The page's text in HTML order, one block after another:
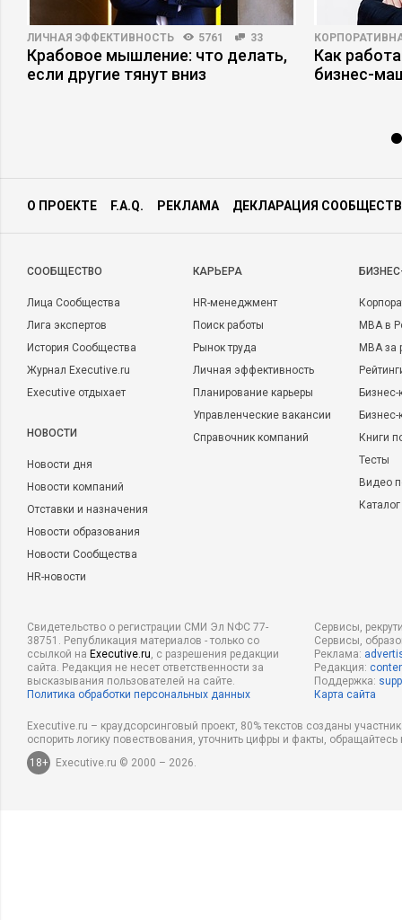
ЛИЧНАЯ ЭФФЕКТИВНОСТЬ 5761 33
Крабовое мышление: что делать,
если другие тянут вниз
Как
бизнес-
О ПРОЕКТЕ F.A.Q. РЕКЛАМА ДЕКЛАРАЦИЯ
CООБЩЕСТВО
Лица Сообщества
Лига экспертов
История Сообщества
Журнал Executive.ru
Executive отдыхает
НОВОСТИ
Новости дня
Новости компаний
Отставки и назначения
Новости образования
Новости Сообщества
HR-новости
КАРЬЕРА
HR-менеджмент
Поиск работы
Рынок труда
Личная эффективность
Планирование карьеры
Управленческие вакансии
Справочник компаний
MBA в
MBA
Бизнес-
Книги
Тесты
Видео
Свидетельство о регистрации СМИ Эл NФС 77-
38751. Републикация материалов - только со
ссылкой на Executive.ru, с разрешения редакции
сайта. Редакция не несет ответственности за
высказывания пользователей на сайте.
Политика обработки персональных данных
Сервисы,
Сервисы,
Реклама:
Редакция:
Поддержка:
Карта сайта
Executive.ru – краудсорсинговый проект, 80% текстов созданы
оспорить логику повествования, уточнить цифры и факты,
18+
Executive.ru © 2000 – 2026.